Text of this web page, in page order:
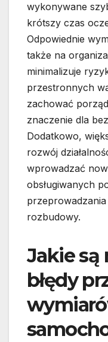
wykonywane
krótszy czas
Odpowiednie
także na
minimalizuje
przestronnych
zachować
znaczenie dla
Dodatkowo,
rozwój
wprowadzać
obsługiwanych
rozbudowy.
Jakie są
błędy